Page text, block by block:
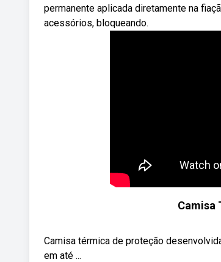
permanente aplicada diretamente na
acessórios, bloqueando.
Camisa
Camisa térmica de proteção
em até ...